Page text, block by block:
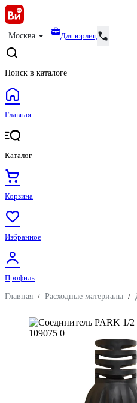
Москва Для юрлиц
Поиск в каталоге
Главная
Каталог
Корзина
Избранное
Профиль
Главная / Расходные материалы /